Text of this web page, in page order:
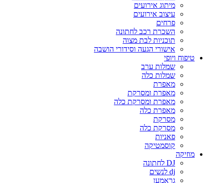
מיתוג אירועים
עיצוב אירועים
פרחים
השכרת רכב לחתונה
תוכניות לבת מצוה
אישורי הגעה וסידורי הושבה
טיפוח ויופי
שמלות ערב
שמלות כלה
מאפרת
מאפרת ומסרקת
מאפרת ומסרקת כלה
מאפרת כלה
מסרקת
מסרקת כלה
פאניות
קוסמטיקה
מוזיקה
DJ לחתונה
dj לנשים
גראמען